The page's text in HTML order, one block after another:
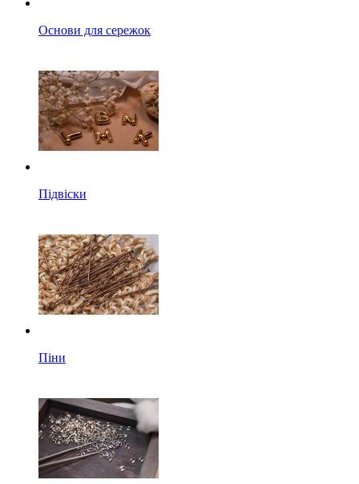
Основи для сережок
Підвіски
Піни